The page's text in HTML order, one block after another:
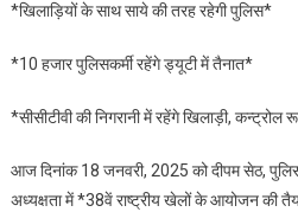
*खिलाड़ियों के साथ साये की तरह रहेगी पुलिस*
*10 हजार पुलिसकर्मी रहेंगे ड्यूटी में तैनात*
*सीसीटीवी की निगरानी में रहेंगे खिलाड़ी, कन्ट्रोल
आज दिनांक 18 जनवरी, 2025 को दीपम सेठ,
अध्यक्षता में *38वें राष्ट्रीय खेलों के आयोजन की